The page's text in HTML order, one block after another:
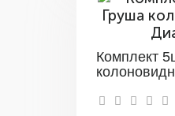
Комплект